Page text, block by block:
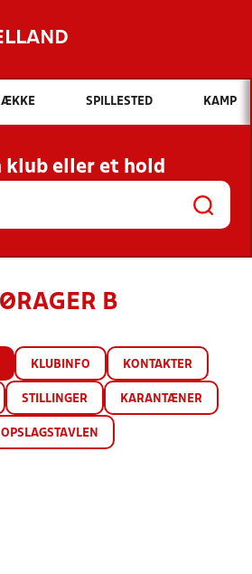
Hvad vil du søge efter?
INDHOLD OG NYHEDER
KLUBBER OG
HOLD
SPILLESTED KAMP
klub eller et hold
B
KLUBINFO KONTAKTER
STILLINGER KARANTÆNER
OPSLAGSTAVLEN